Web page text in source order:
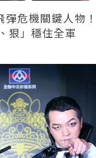
彈危機關鍵人物
狠」穩住全軍